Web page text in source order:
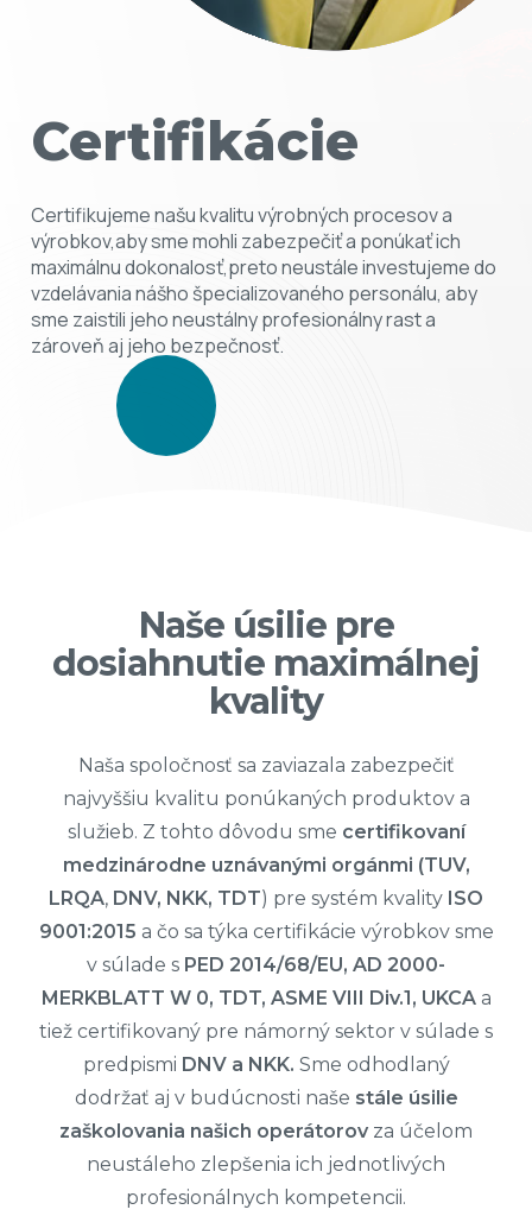
Certifikácie
Certifikujeme našu kvalitu výrobných procesov a
výrobkov,aby sme mohli zabezpečiť a ponúkať ich
maximálnu dokonalosť,preto neustále investujeme do
vzdelávania nášho špecializovaného personálu, aby
sme zaistili jeho neustálny profesionálny rast a
zároveň aj jeho bezpečnosť.
Naše úsilie pre
dosiahnutie maximálnej
kvality
Naša spoločnosť sa zaviazala zabezpečiť
najvyššiu kvalitu ponúkaných produktov a
služieb. Z tohto dôvodu sme certifikovaní
medzinárodne uznávanými orgánmi (TUV,
LRQA, DNV, NKK, TDT) pre systém kvality ISO
9001:2015 a čo sa týka certifikácie výrobkov sme
v súlade s PED 2014/68/EU, AD 2000-
MERKBLATT W 0, TDT, ASME VIII Div.1, UKCAa
tiež certifikovaný pre námorný sektor v súlade s
predpismi DNV a NKK. Sme odhodlaný
dodržať aj v budúcnosti naše stále úsilie
zaškolovania našich operátorov za účelom
neustáleho zlepšenia ich jednotlivých
profesionálnych kompetencii.